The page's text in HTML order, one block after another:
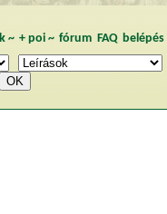
~ + poi~ fórum FAQ belépés